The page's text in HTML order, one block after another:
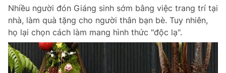
Nhiều người đón Giáng sinh sớm bằng việc trang trí tại
nhà, làm quà tặng cho người thân bạn bè. Tuy nhiên,
họ lại chọn cách làm mang hình thức "độc lạ".